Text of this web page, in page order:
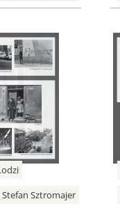
Stefan Sztromajer